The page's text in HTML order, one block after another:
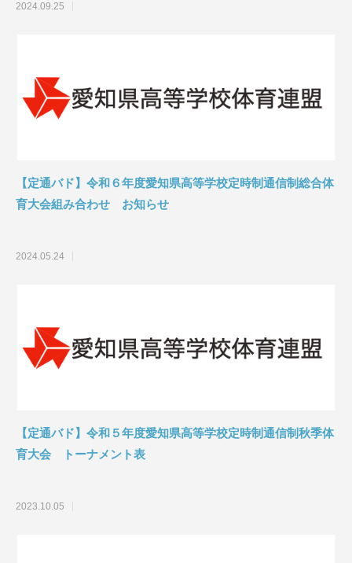
2024.09.25
【定通バド】令和６年度愛知県高等学校定時制通信制総合体
育大会組み合わせ お知らせ
2024.05.24
【定通バド】令和５年度愛知県高等学校定時制通信制秋季体
育大会 トーナメント表
2023.10.05